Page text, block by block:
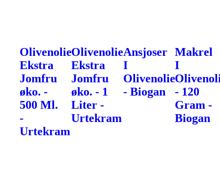
Olivenolie
Ekstra
Jomfru
øko. -
500 Ml.
-
Urtekram
Olivenolie
Ekstra
Jomfru
øko. - 1
Liter -
Urtekram
Ansjoser
I
Olivenolie
- Biogan
Makrel
I
- 120
Gram -
Biogan